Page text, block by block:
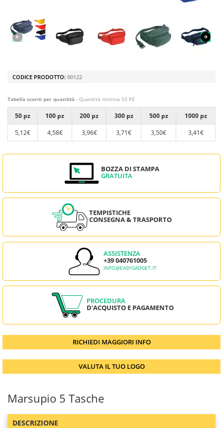
CODICE PRODOTTO: 00122
Tabella sconti per quantità - Quantità minima 50 PZ
50 pz 100 pz 200 pz 300 pz 500 pz
1000 pz
5,12€
4,58€ 3,96€ 3,71€ 3,50€ 3,41€
BOZZA DI STAMPA
GRATUITA
TEMPISTICHE
CONSEGNA & TRASPORTO
ASSISTENZA
+39 040761005
INFO@EASYGADGET.IT
PROCEDURA
D'ACQUISTO E PAGAMENTO
RICHIEDI MAGGIORI INFO
VALUTA IL TUO LOGO
Marsupio 5 Tasche
DESCRIZIONE